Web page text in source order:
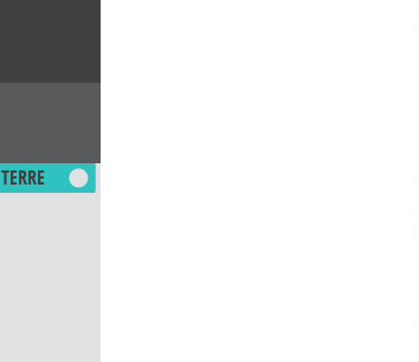
TERRE